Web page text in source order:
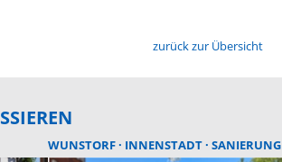
zurück zur Übersicht
WUNSTORF INNENSTADT SANIERUNG